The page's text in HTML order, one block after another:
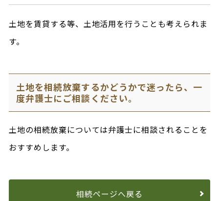
土地を賃貸する等、土地活用を行うことも考えられま
す。
土地を相続放棄するかどうかで迷ったら、一
度弁護士にご相談ください。
土地の相続放棄については弁護士に相談されることを
おすすめします。
相続ページへ戻る